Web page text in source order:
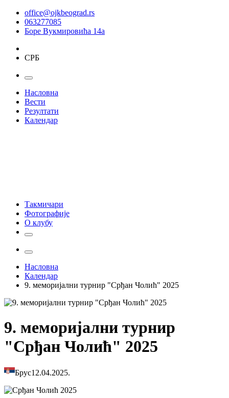
office@ojkbeograd.rs
063277085
Боре Вукмировића 14а
СРБ
Насловна
Вести
Резултати
Календар
Такмичари
Фотографије
О клубу
Насловна
Календар
9. меморијални турнир "Срђан Чолић" 2025
9. меморијални турнир
"Срђан Чолић" 2025
Брус12.04.2025.